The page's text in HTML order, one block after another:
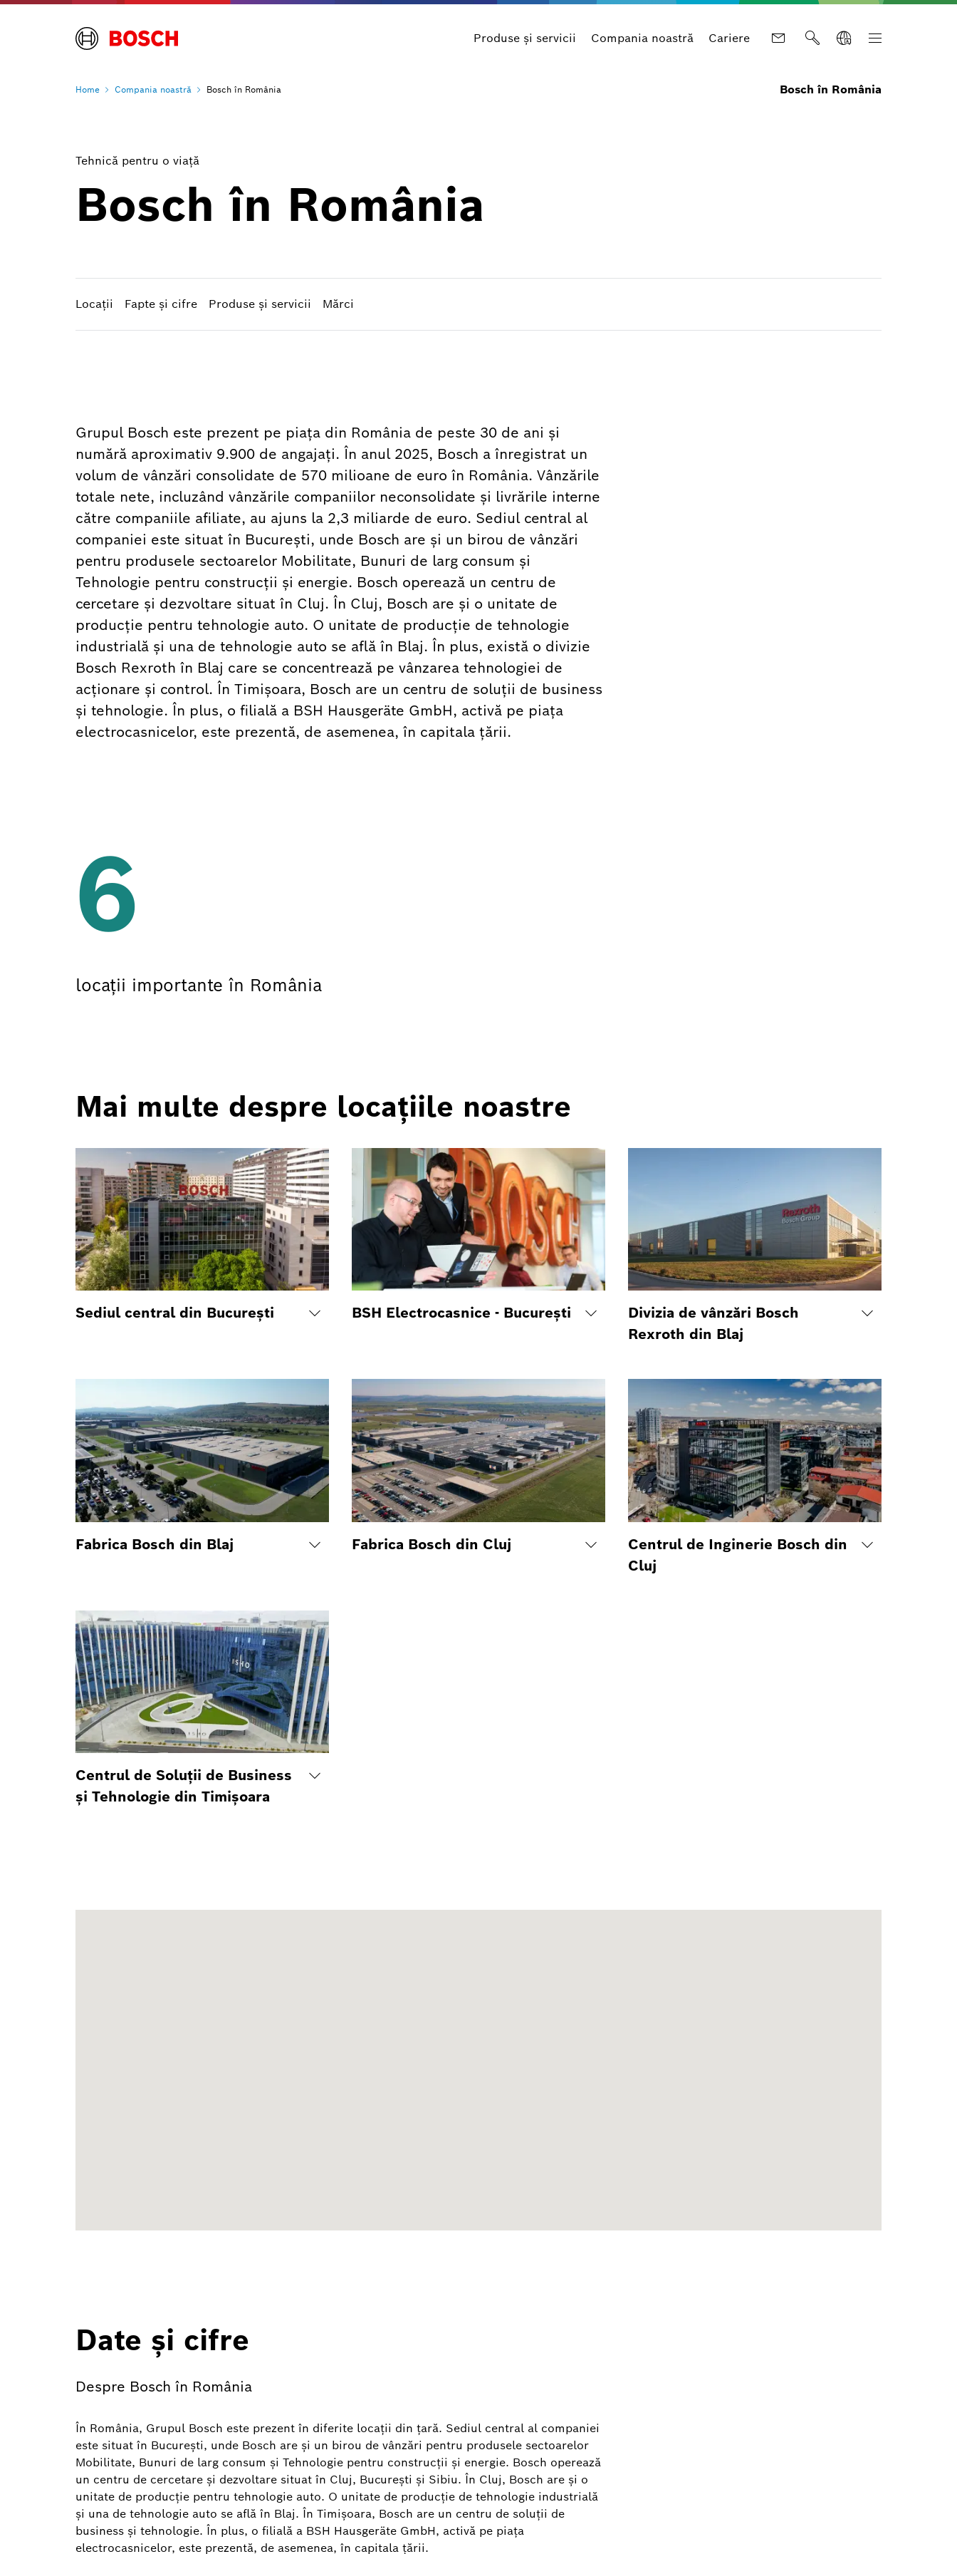
Produse şi servicii Compania noastră Cariere
Home Compania noastră Bosch în România Bosch în România
Tehnică pentru o viaţă
Bosch în România
Locaţii Fapte şi cifre Produse şi servicii Mărci
Grupul Bosch este prezent pe piaţa din România de peste 30 de ani şi
numără aproximativ 9.900 de angajaţi. În anul 2025, Bosch a înregistrat un
volum de vânzări consolidate de 570 milioane de euro în România. Vânzările
totale nete, incluzând vânzările companiilor neconsolidate și livrările interne
către companiile afiliate, au ajuns la 2,3 miliarde de euro. Sediul central al
companiei este situat în Bucureşti, unde Bosch are şi un birou de vânzări
pentru produsele sectoarelor Mobilitate, Bunuri de larg consum şi
Tehnologie pentru construcţii şi energie. Bosch operează un centru de
cercetare şi dezvoltare situat în Cluj. În Cluj, Bosch are şi o unitate de
producţie pentru tehnologie auto. O unitate de producţie de tehnologie
industrială şi una de tehnologie auto se află în Blaj. În plus, există o divizie
Bosch Rexroth în Blaj care se concentrează pe vânzarea tehnologiei de
acționare și control. În Timișoara, Bosch are un centru de soluții de business
și tehnologie. În plus, o filială a BSH Hausgeräte GmbH, activă pe piaţa
electrocasnicelor, este prezentă, de asemenea, în capitala ţării.
6
locații importante în România
Mai multe despre locațiile noastre
Sediul central din București BSH Electrocasnice - București
Divizia de vânzări Bosch
Rexroth din Blaj
Fabrica Bosch din Blaj Fabrica Bosch din Cluj
Centrul de Inginerie Bosch din
Cluj
Centrul de Soluții de Business
și Tehnologie din Timișoara
Date și cifre
Despre Bosch în România
În România, Grupul Bosch este prezent în diferite locații din țară. Sediul central al companiei
este situat în Bucureşti, unde Bosch are şi un birou de vânzări pentru produsele sectoarelor
Mobilitate, Bunuri de larg consum şi Tehnologie pentru construcţii şi energie. Bosch operează
un centru de cercetare şi dezvoltare situat în Cluj, București și Sibiu. În Cluj, Bosch are şi o
unitate de producţie pentru tehnologie auto. O unitate de producţie de tehnologie industrială
şi una de tehnologie auto se află în Blaj. În Timișoara, Bosch are un centru de soluții de
business și tehnologie. În plus, o filială a BSH Hausgeräte GmbH, activă pe piaţa
electrocasnicelor, este prezentă, de asemenea, în capitala ţării.